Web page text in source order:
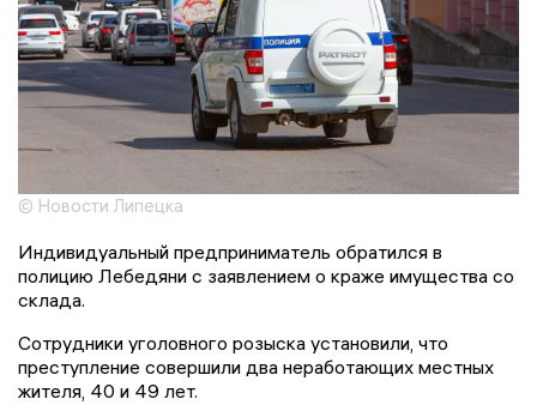
© Новости Липецка
Индивидуальный предприниматель обратился в
полицию Лебедяни с заявлением о краже имущества со
склада.
Сотрудники уголовного розыска установили, что
преступление совершили два неработающих местных
жителя, 40 и 49 лет.